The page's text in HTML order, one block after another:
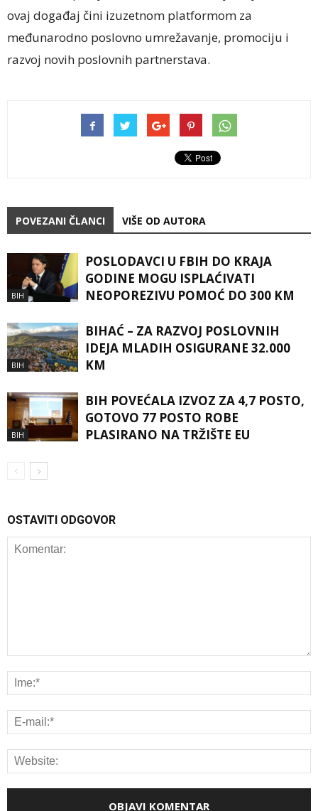
ovaj događaj čini izuzetnom platformom za
međunarodno poslovno umrežavanje, promociju i
razvoj novih poslovnih partnerstava.
POVEZANI ČLANCI VIŠE OD AUTORA
BIH
POSLODAVCI U FBIH DO KRAJA
GODINE MOGU ISPLAĆIVATI
NEOPOREZIVU POMOĆ DO 300 KM
BIH
BIHAĆ – ZA RAZVOJ POSLOVNIH
IDEJA MLADIH OSIGURANE 32.000
KM
BIH
BIH POVEĆALA IZVOZ ZA 4,7 POSTO,
GOTOVO 77 POSTO ROBE
PLASIRANO NA TRŽIŠTE EU
OSTAVITI ODGOVOR